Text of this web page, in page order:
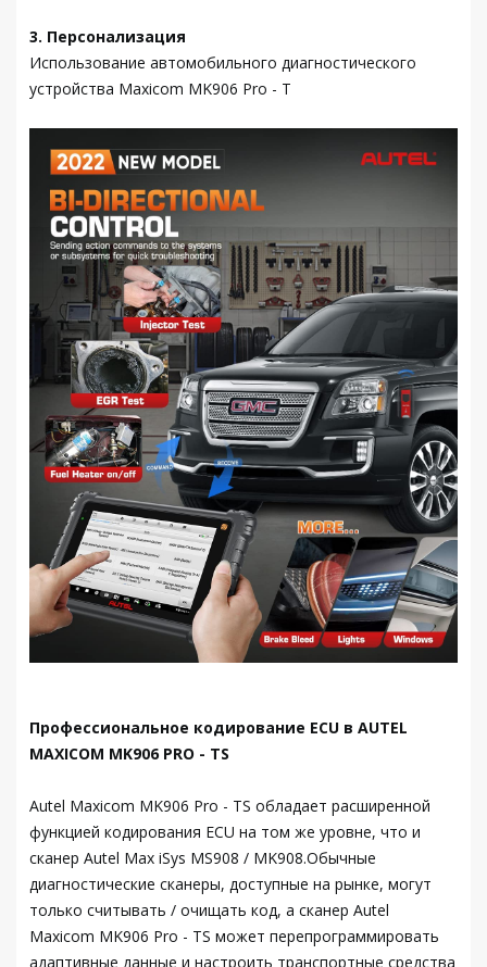
3. Персонализация
Использование автомобильного диагностического
устройства Maxicom MK906 Pro - T
Профессиональное кодирование ECU в AUTEL
MAXICOM MK906 PRO - TS
Autel Maxicom MK906 Pro - TS обладает расширенной
функцией кодирования ECU на том же уровне, что и
сканер Autel Max iSys MS908 / MK908.Обычные
диагностические сканеры, доступные на рынке, могут
только считывать / очищать код, а сканер Autel
Maxicom MK906 Pro - TS может перепрограммировать
адаптивные данные и настроить транспортные средства